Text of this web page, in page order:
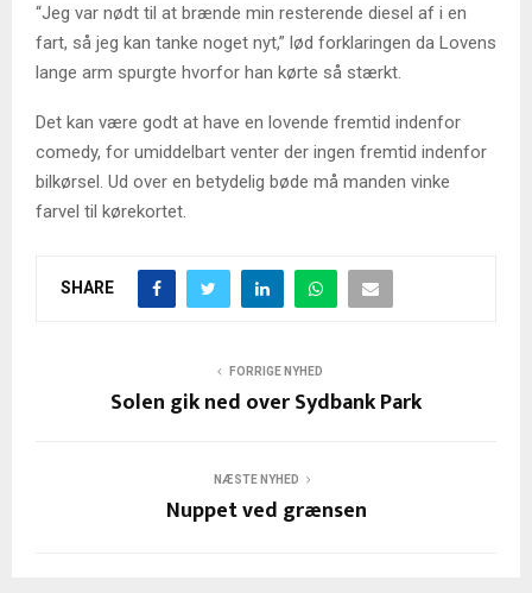
“Jeg var nødt til at brænde min resterende diesel af i en
fart, så jeg kan tanke noget nyt,” lød forklaringen da Lovens
lange arm spurgte hvorfor han kørte så stærkt.
Det kan være godt at have en lovende fremtid indenfor
comedy, for umiddelbart venter der ingen fremtid indenfor
bilkørsel. Ud over en betydelig bøde må manden vinke
farvel til kørekortet.
SHARE
FORRIGE NYHED
Solen gik ned over Sydbank Park
NÆSTE NYHED
Nuppet ved grænsen